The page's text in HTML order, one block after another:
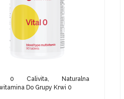
0 Calivita, Naturalna
Do Grupy Krwi 0